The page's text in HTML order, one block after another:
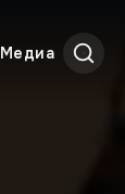
Медиа